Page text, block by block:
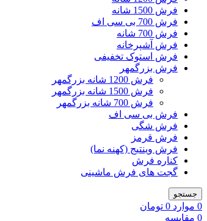
فرش 1500 شانه
فرش 700 بی سی اف
فرش 700 شانه
فرش آشپرخانه
فرش استوک تخفیفی
فرش بزرگمهر
فرش 1200 شانه بزرگمهر
فرش 1500 شانه بزرگمهر
فرش 700 شانه بزرگمهر
فرش بی سی اف
فرش شگی
فرش قرمز
فرش وینتیج (کهنه نما)
کناره فرش
گجت های فرش ماشینی
جستجو
0 موارد 0 تومان
0 مقایسه